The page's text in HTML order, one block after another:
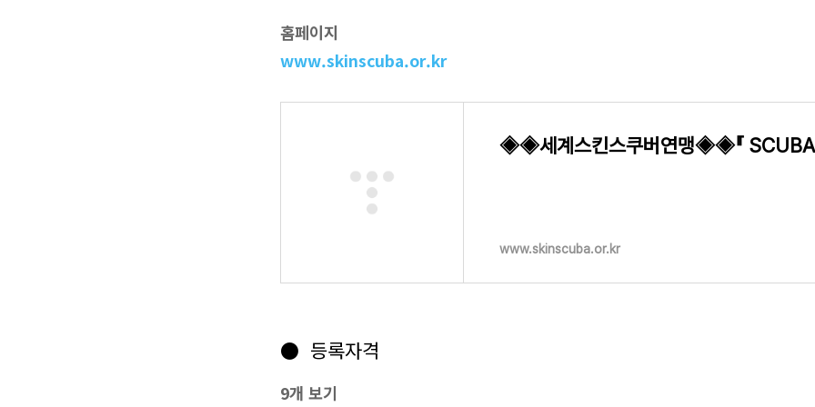
홈페이지
www.skinscuba.or.kr
www.skinscuba.or.kr
● 등록자격
9개 보기